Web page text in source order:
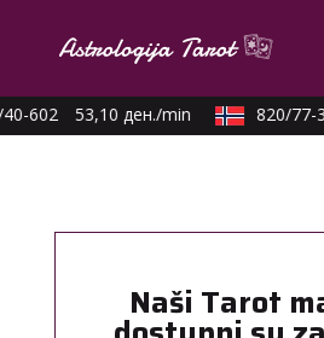
602 53,10 ден./min 820/77-
Naši Tarot